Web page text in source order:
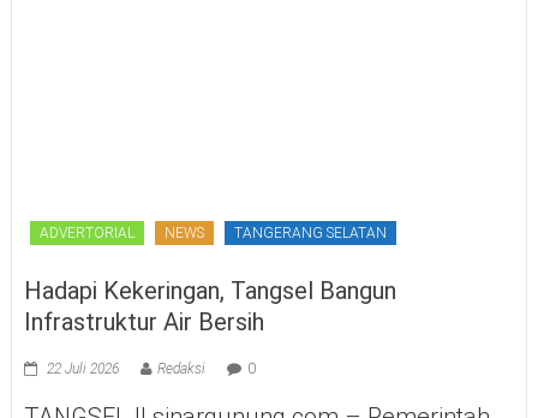
ADVERTORIAL NEWS TANGERANG SELATAN
Hadapi Kekeringan, Tangsel Bangun
Infrastruktur Air Bersih
22 Juli 2026 Redaksi 0